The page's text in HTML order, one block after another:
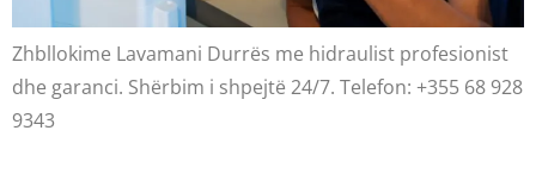
Zhbllokime Lavamani Durrës me hidraulist profesionist
dhe garanci. Shërbim i shpejtë 24/7. Telefon: +355 68 928
9343